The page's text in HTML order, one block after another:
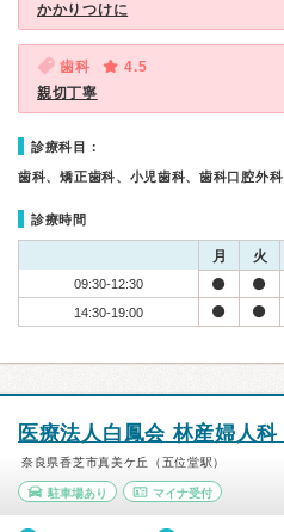
かかりつけに
歯科
4.5
親切丁寧
診療科目：
歯科、矯正歯科、小児歯科、歯科口腔外科
診療時間
月 火
09:30-12:30
14:30-19:00
医療法人白鳳会 林産婦人科
奈良県香芝市真美ケ丘（五位堂駅）
駐車場あり マイナ受付